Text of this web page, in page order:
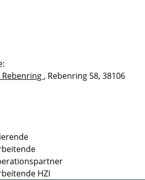
, Rebenring 58, 38106
HZI